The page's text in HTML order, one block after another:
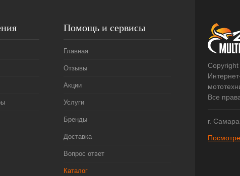
Помощь и сервисы
Главная
Отзывы
Акции
Услуги
Бренды
Доставка
Вопрос ответ
Каталог
Все
г.